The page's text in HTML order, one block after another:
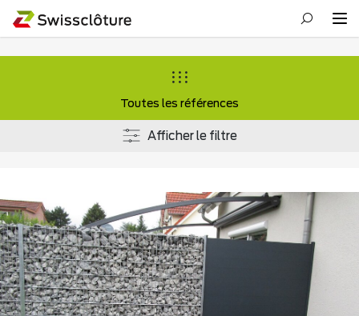
Toutes les références
Afficher le filtre